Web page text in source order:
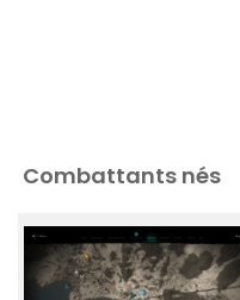
Combattants nés